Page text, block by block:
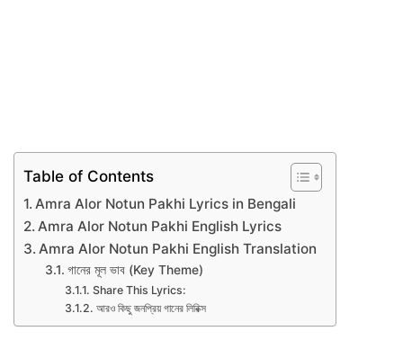
Table of Contents
Amra Alor Notun Pakhi Lyrics in Bengali
Amra Alor Notun Pakhi English Lyrics
Amra Alor Notun Pakhi English Translation
গানের মূল ভাব (Key Theme)
Share This Lyrics:
আরও কিছু জনপ্রিয় গানের লিরিক্স